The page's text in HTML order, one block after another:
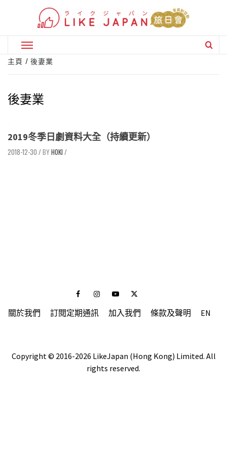
Primary
Menu
主頁 後妻業
後妻業
2019冬季日劇資料大全（持續更新）
2018-12-30 / HOKI /
FacebookInstagramYoutubeTwitter
關於我們 訂閱定期通訊 加入我們 條款及聲明 EN
Copyright © 2016-2026 LikeJapan (Hong Kong) Limited. All
rights reserved.